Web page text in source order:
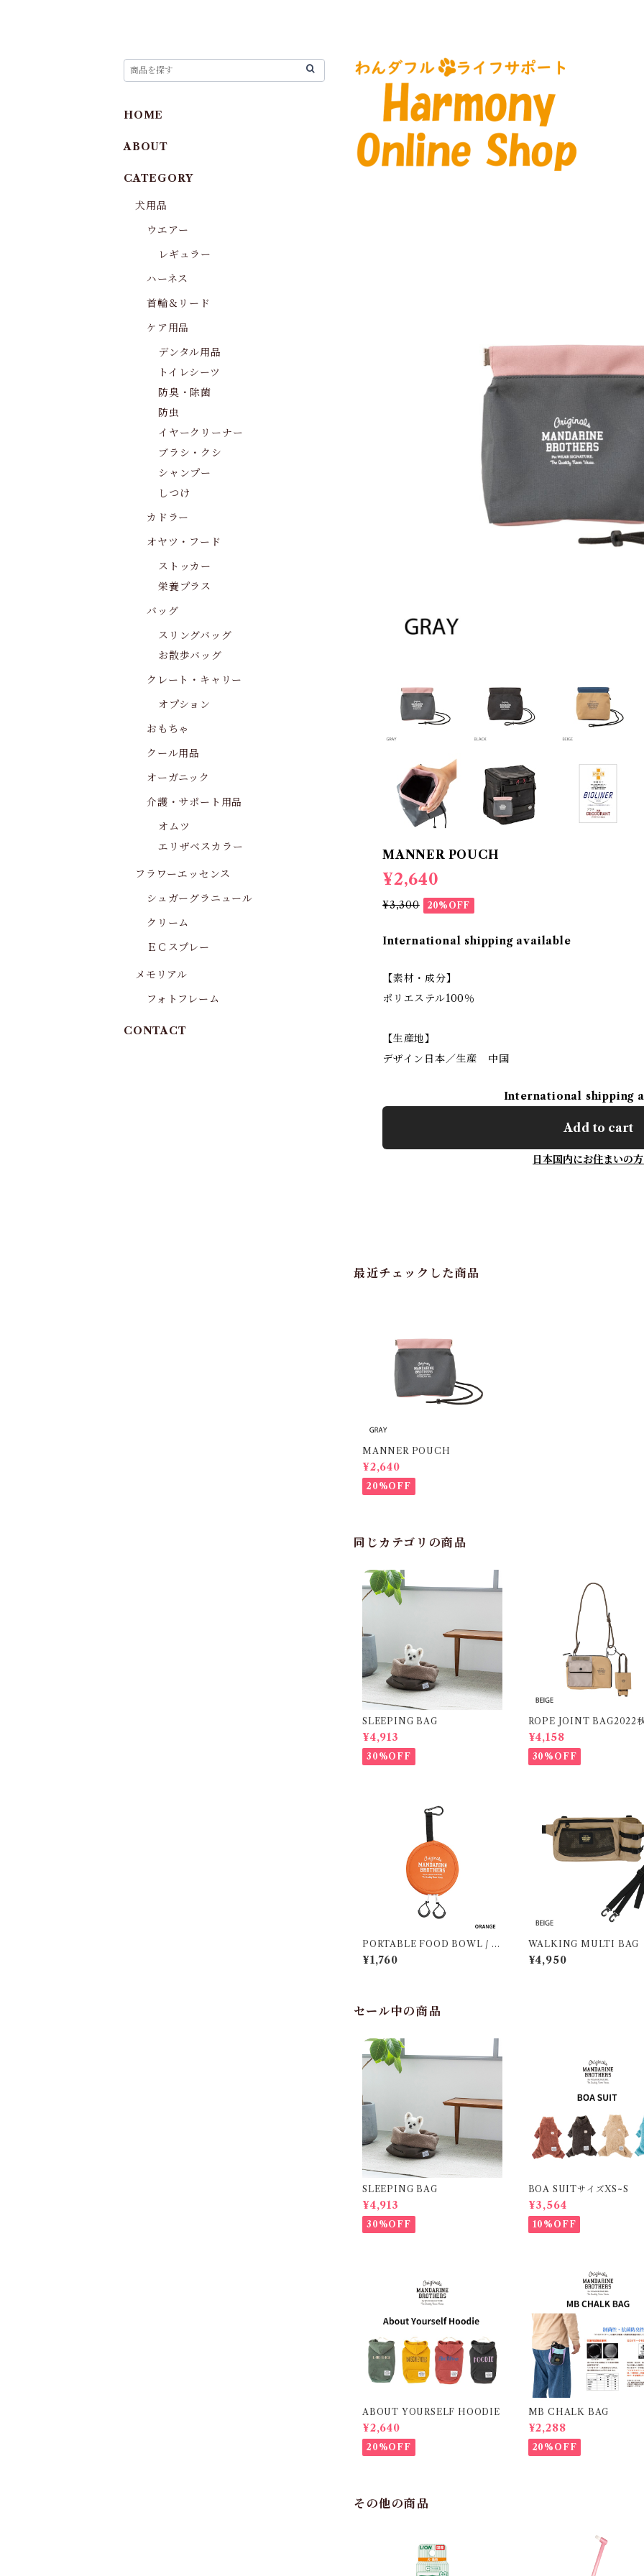
MANNER POUCH
¥2,640
¥3,300 20%OFF
International shipping available
【素材・成分】
ポリエステル100％
【生産地】
デザイン日本／生産 中国
International shipping
Add to cart
日本国内にお住まいの
最近チェックした商品
MANNER POUCH
¥2,640
20%OFF
同じカテゴリの商品
SLEEPING BAG
¥4,913
30%OFF
ROPE JOINT BAG2022
作
¥4,158
30%OFF
PORTABLE FOOD BOWL / ポ
ータブルフードボウル
¥1,760
WALKING MULTI BAG
¥4,950
セール中の商品
SLEEPING BAG
¥4,913
30%OFF
BOA SUITサイズXS~S
¥3,564
10%OFF
ABOUT YOURSELF HOODIE
¥2,640
20%OFF
MB CHALK BAG
¥2,288
20%OFF
その他の商品
HOME
ABOUT
CATEGORY
犬用品
ウエアー
レギュラー
ハーネス
首輪＆リード
ケア用品
デンタル用品
トイレシーツ
防臭・除菌
防虫
イヤークリーナー
ブラシ・クシ
シャンプー
しつけ
カドラー
オヤツ・フード
ストッカー
栄養プラス
バッグ
スリングバッグ
お散歩バッグ
クレート・キャリー
オプション
おもちゃ
クール用品
オーガニック
介護・サポート用品
オムツ
エリザベスカラー
フラワーエッセンス
シュガーグラニュール
クリーム
ＥＣスプレー
メモリアル
フォトフレーム
CONTACT